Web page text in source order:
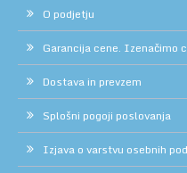
O podjetju
Garancija cene. Izenačimo
Dostava in prevzem
Splošni pogoji poslovanja
Izjava o varstvu osebnih